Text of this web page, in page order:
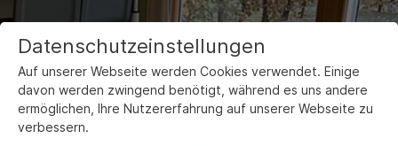
Datenschutzeinstellungen
Auf unserer Webseite werden Cookies verwendet. Einige
davon werden zwingend benötigt, während es uns andere
ermöglichen, Ihre Nutzererfahrung auf unserer Webseite zu
verbessern.